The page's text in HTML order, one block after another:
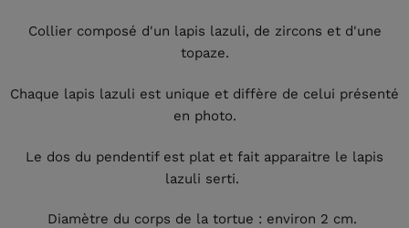
Collier composé d'un lapis lazuli, de zircons et d'une
topaze.
Chaque lapis lazuli est unique et diffère de celui présenté
en photo.
Le dos du pendentif est plat et fait apparaitre le lapis
lazuli serti.
Diamètre du corps de la tortue : environ 2 cm.